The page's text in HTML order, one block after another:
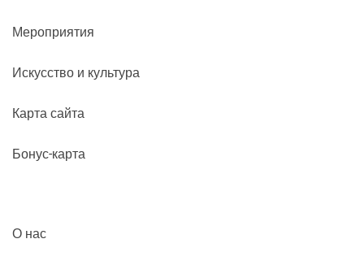
Мероприятия
Искусство и культура
Карта сайта
Бонус-карта
О нас